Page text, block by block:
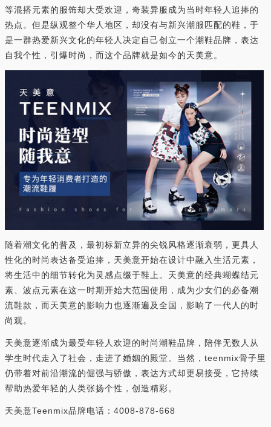
等混搭元素的服饰却大受欢迎，奇装异服成为当时年轻人追捧的
热点。但是纵观整个华人地区，却没有与新兴潮服匹配的鞋，于
是一群热爱新兴文化的年轻人决定自己创立一个潮鞋品牌，表达
自我个性，引爆时尚，而这个品牌就是如今的天美意。
随着潮文化的普及，最初标新立异的尖锐风格逐渐衰弱，更具人
性化的时尚表达备受追捧，天美意开始在设计中融入生活元素，
将生活中的细节转化为灵感点缀于鞋上。天美意的经典蝴蝶结元
素、波点元素在这一时期开始大范围使用，成为少女们的必备潮
流鞋款，而天美意的影响力也逐渐遍及全国，影响了一代人的时
尚观。
天美意逐渐成为最受年轻人欢迎的时尚潮鞋品牌，陪伴无数人从
学生时代走入了社会，走进了婚姻的殿堂。当然，teenmix骨子里
仍带着对前沿潮流的倔强与骄傲，表达方式却更易接受，它持续
帮助热爱年轻的人类张扬个性，创造精彩。
天美意Teenmix品牌电话：4008-878-668